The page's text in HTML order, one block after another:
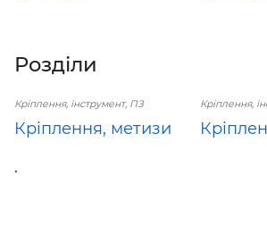
Розділи
Кріплення, інструмент, ПЗ
Кріплення, метизи
Кріплення,
.